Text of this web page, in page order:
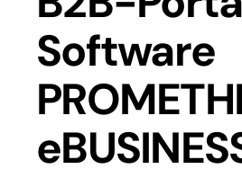
Software